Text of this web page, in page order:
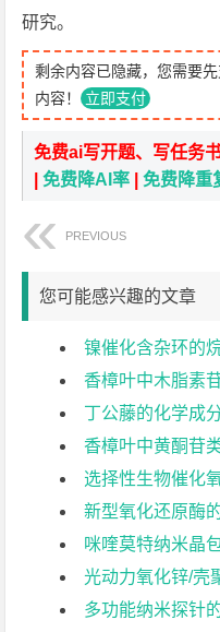
研究。
剩余内容已隐藏，您需要
内容！ 立即支付
免费ai写开题、写任务
|免费降AI率 |免费降重
PREVIOUS
您可能感兴趣的文章
镍催化含杂环的
香樟叶中木脂素
丁公藤的化学成
香樟叶中黄酮苷
选择性生物催化
新型氧化还原酶
咪喹莫特纳米晶包
光动力氧化锌/壳
多功能纳米探针